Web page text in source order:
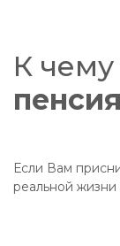
К чему
пенсия
Если Вам
реальной жизни